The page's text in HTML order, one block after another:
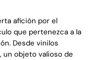
afición por el
que pertenezca a la
Desde vinilos
un objeto valioso de